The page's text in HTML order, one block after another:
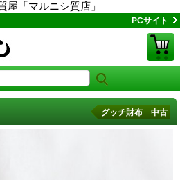
屋「マルニシ質店」
PCサイト
グッチ財布 中古